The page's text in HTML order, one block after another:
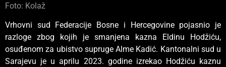
Foto: Kolaž
Vrhovni sud Federacije Bosne i Hercegovine pojasnio je
razloge zbog kojih je smanjena kazna Eldinu Hodžiću,
osuđenom za ubistvo supruge Alme Kadić. Kantonalni sud u
Sarajevu je u aprilu 2023. godine izrekao Hodžiću kaznu